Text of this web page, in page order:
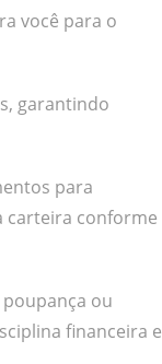
você para o
garantindo
para
carteira conforme
ou
financeira e